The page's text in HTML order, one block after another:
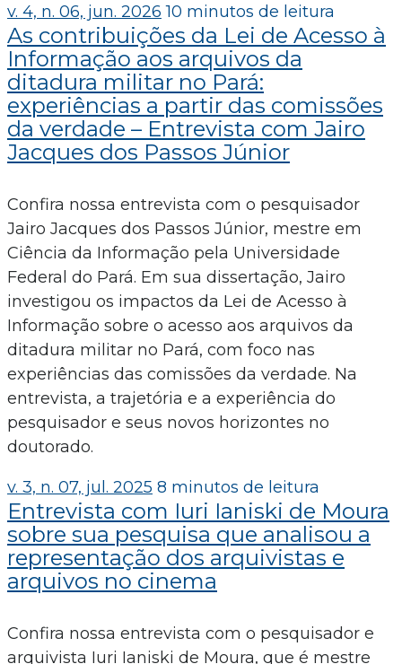
v. 4, n. 06, jun. 2026 10 minutos de leitura
As contribuições da Lei de Acesso à
Informação aos arquivos da
ditadura militar no Pará:
experiências a partir das comissões
da verdade – Entrevista com Jairo
Jacques dos Passos Júnior
Confira nossa entrevista com o pesquisador
Jairo Jacques dos Passos Júnior, mestre em
Ciência da Informação pela Universidade
Federal do Pará. Em sua dissertação, Jairo
investigou os impactos da Lei de Acesso à
Informação sobre o acesso aos arquivos da
ditadura militar no Pará, com foco nas
experiências das comissões da verdade. Na
entrevista, a trajetória e a experiência do
pesquisador e seus novos horizontes no
doutorado.
v. 3, n. 07, jul. 2025 8 minutos de leitura
Entrevista com Iuri Ianiski de Moura
sobre sua pesquisa que analisou a
representação dos arquivistas e
arquivos no cinema
Confira nossa entrevista com o pesquisador e
arquivista Iuri Ianiski de Moura, que é mestre